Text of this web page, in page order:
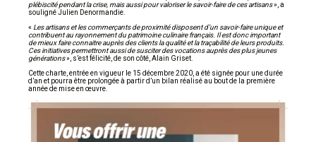
plébiscité pendant la crise, mais aussi pour valoriser le savoir-faire de ces artisans», a
souligné Julien Denormandie.
« Les artisans et les commerçants de proximité disposent d’un savoir-faire unique et
contribuent au rayonnement du patrimoine culinaire français. Il est donc important
de mieux faire connaitre auprès des clients la qualité et la traçabilité de leurs produits.
Ces initiatives permettront aussi de susciter des vocations auprès des plus jeunes
générations», s’est félicité, de son côté, Alain Griset.
Cette charte, entrée en vigueur le 15 décembre 2020, a été signée pour une durée
d’an et pourra être prolongée à partir d’un bilan réalisé au bout de la première
année de mise en œuvre.